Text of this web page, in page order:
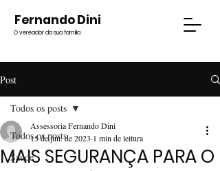
Fernando Dini
O vereador da sua família
Post
Todos os posts
Saúde
Todos os posts
MAIS SEGURANÇA PARA O
Assessoria Fernando Dini
15 de jun. de 2023 1 min de leitura